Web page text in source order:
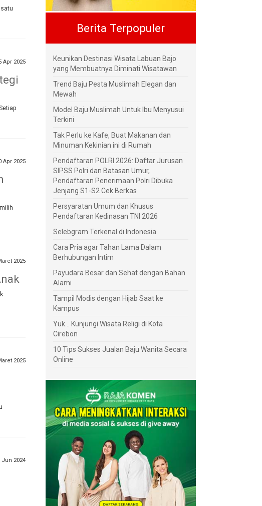
Apr 2025
Apr 2025
2025
2025
Jun 2024
Berita Terpopuler
Keunikan Destinasi Wisata Labuan Bajo
yang Membuatnya Diminati Wisatawan
Trend Baju Pesta Muslimah Elegan dan
Mewah
Model Baju Muslimah Untuk Ibu Menyusui
Terkini
Tak Perlu ke Kafe, Buat Makanan dan
Minuman Kekinian ini di Rumah
Pendaftaran POLRI 2026: Daftar Jurusan
SIPSS Polri dan Batasan Umur,
Pendaftaran Penerimaan Polri Dibuka
Jenjang S1-S2 Cek Berkas
Persyaratan Umum dan Khusus
Pendaftaran Kedinasan TNI 2026
Selebgram Terkenal di Indonesia
Cara Pria agar Tahan Lama Dalam
Berhubungan Intim
Payudara Besar dan Sehat dengan Bahan
Alami
Tampil Modis dengan Hijab Saat ke
Kampus
Yuk... Kunjungi Wisata Religi di Kota
Cirebon
10 Tips Sukses Jualan Baju Wanita Secara
Online